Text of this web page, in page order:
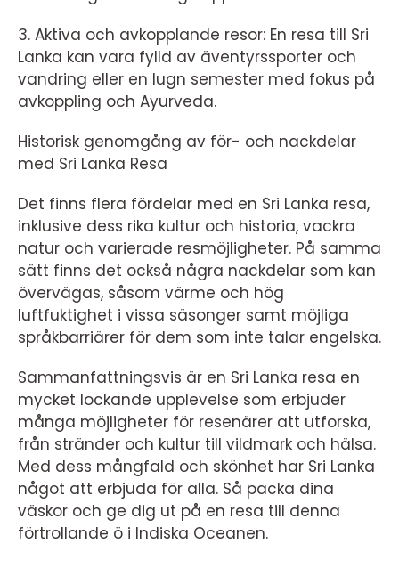
3. Aktiva och avkopplande resor: En resa till Sri
Lanka kan vara fylld av äventyrssporter och
vandring eller en lugn semester med fokus på
avkoppling och Ayurveda.
Historisk genomgång av för- och nackdelar
med Sri Lanka Resa
Det finns flera fördelar med en Sri Lanka resa,
inklusive dess rika kultur och historia, vackra
natur och varierade resmöjligheter. På samma
sätt finns det också några nackdelar som kan
övervägas, såsom värme och hög
luftfuktighet i vissa säsonger samt möjliga
språkbarriärer för dem som inte talar engelska.
Sammanfattningsvis är en Sri Lanka resa en
mycket lockande upplevelse som erbjuder
många möjligheter för resenärer att utforska,
från stränder och kultur till vildmark och hälsa.
Med dess mångfald och skönhet har Sri Lanka
något att erbjuda för alla. Så packa dina
väskor och ge dig ut på en resa till denna
förtrollande ö i Indiska Oceanen.